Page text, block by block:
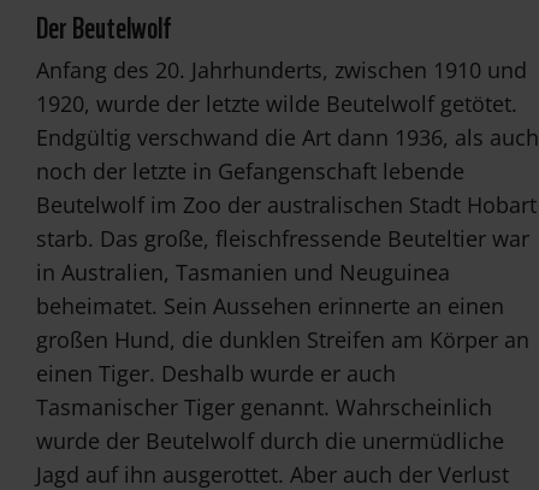
Der Beutelwolf
Anfang des 20. Jahrhunderts, zwischen 1910 und
1920, wurde der letzte wilde Beutelwolf getötet.
Endgültig verschwand die Art dann 1936, als auch
noch der letzte in Gefangenschaft lebende
Beutelwolf im Zoo der australischen Stadt Hobart
starb. Das große, fleischfressende Beuteltier war
in Australien, Tasmanien und Neuguinea
beheimatet. Sein Aussehen erinnerte an einen
großen Hund, die dunklen Streifen am Körper an
einen Tiger. Deshalb wurde er auch
Tasmanischer Tiger genannt. Wahrscheinlich
wurde der Beutelwolf durch die unermüdliche
Jagd auf ihn ausgerottet. Aber auch der Verlust